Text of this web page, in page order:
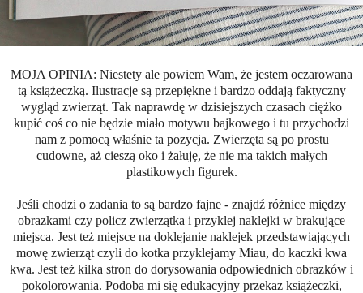
MOJA OPINIA: Niestety ale powiem Wam, że jestem oczarowana
tą książeczką. Ilustracje są przepiękne i bardzo oddają faktyczny
wygląd zwierząt. Tak naprawdę w dzisiejszych czasach ciężko
kupić coś co nie będzie miało motywu bajkowego i tu przychodzi
nam z pomocą właśnie ta pozycja. Zwierzęta są po prostu
cudowne, aż cieszą oko i żałuję, że nie ma takich małych
plastikowych figurek.
Jeśli chodzi o zadania to są bardzo fajne - znajdź różnice między
obrazkami czy policz zwierzątka i przyklej naklejki w brakujące
miejsca. Jest też miejsce na doklejanie naklejek przedstawiających
mowę zwierząt czyli do kotka przyklejamy Miau, do kaczki kwa
kwa. Jest też kilka stron do dorysowania odpowiednich obrazków i
pokolorowania. Podoba mi się edukacyjny przekaz książeczki,